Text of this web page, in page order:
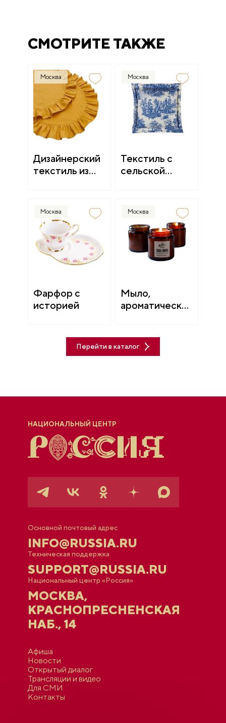
СМОТРИТЕ ТАКЖЕ
Москва
Дизайнерский
текстиль из
Москва
Текстиль с
сельской
Москва
Фарфор с
историей
Москва
Мыло,
ароматические
Перейти в каталог
НАЦИОНАЛЬНЫЙ ЦЕНТР
Основной почтовый адрес
INFO@RUSSIA.RU
Техническая поддержка
SUPPORT@RUSSIA.RU
Национальный центр «Россия»
МОСКВА,
КРАСНОПРЕСНЕНСКАЯ
НАБ., 14
Афиша
Новости
Открытый диалог
Трансляции и видео
Для СМИ
Контакты